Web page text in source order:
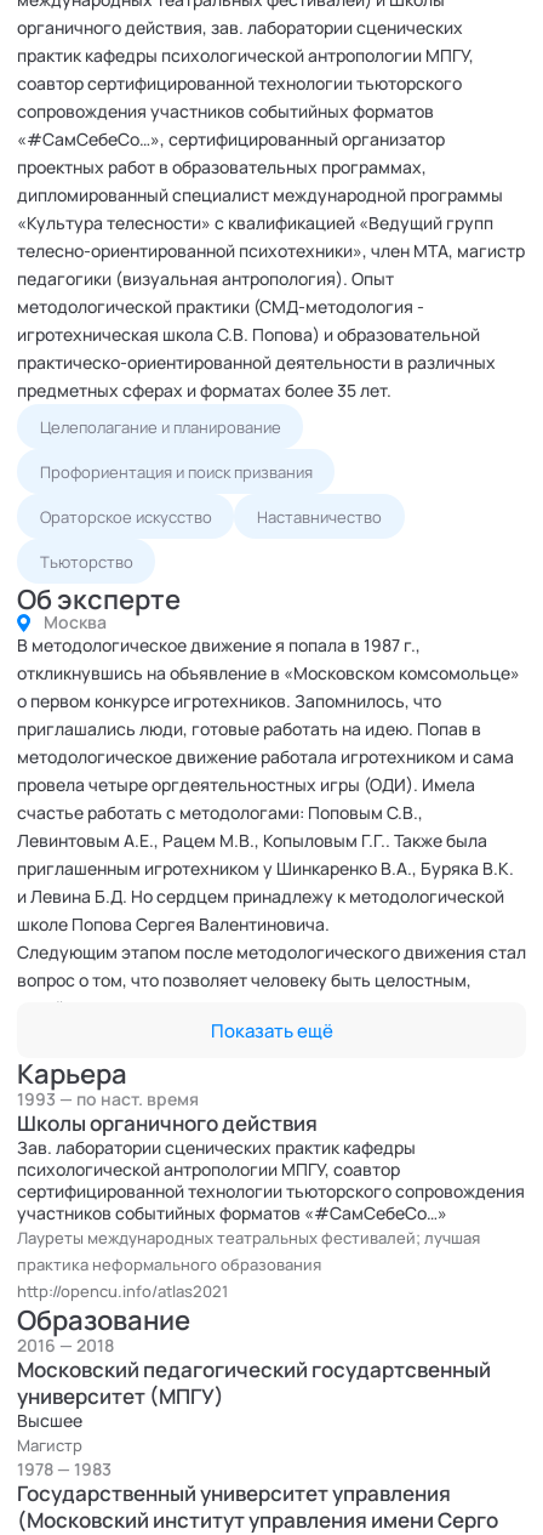
органичного действия, зав. лаборатории сценических
практик кафедры психологической антропологии МПГУ,
соавтор сертифицированной технологии тьюторского
сопровождения участников событийных форматов
«#СамСебеСо…», сертифицированный организатор
проектных работ в образовательных программах,
дипломированный специалист международной программы
«Культура телесности» с квалификацией «Ведущий групп
телесно-ориентированной психотехники», член МТА, магистр
педагогики (визуальная антропология). Опыт
методологической практики (СМД-методология -
игротехническая школа С.В. Попова) и образовательной
практическо-ориентированной деятельности в различных
предметных сферах и форматах более 35 лет.
Целеполагание и планирование
Профориентация и поиск призвания
Ораторское искусство Наставничество
Тьюторство
Об эксперте
Москва
В методологическое движение я попала в 1987 г.,
откликнувшись на объявление в «Московском комсомольце»
о первом конкурсе игротехников. Запомнилось, что
приглашались люди, готовые работать на идею. Попав в
методологическое движение работала игротехником и сама
провела четыре оргдеятельностных игры (ОДИ). Имела
счастье работать с методологами: Поповым С.В.,
Левинтовым А.Е., Рацем М.В., Копыловым Г.Г.. Также была
приглашенным игротехником у Шинкаренко В.А., Буряка В.К.
и Левина Б.Д. Но сердцем принадлежу к методологической
школе Попова Сергея Валентиновича.
Следующим этапом после методологического движения стал
вопрос о том, что позволяет человеку быть целостным,
устойчивым и уместным в этом непредсказуемом мире с
одной стороны и затехнологизированном с другой. Как
человеку найти его собственный путь и быть независимым от
"охотников за головами". Эти вопросы меня привели к
созданию пространства, которое культивировала бы
принципально другой тип деятельности (producere – про-из-
вести» (М. Хайдеггер, «Письмо о гуманизме» - про-из-вести
нечто во всей его полноте). Таким пространством стало
сценическое пространство, где человек действует всем
собой целостно, полно и уместно. В 1993 г. была создана
"ТОТ" Театральная лаборатория метода
которая неоднократно становилась лауретом российских и
международных театральных фестивалей. Данная практика
получила в дальнейшем название "практика органичного
действия". Через эту площадку прошло четыре поколения
людей, способных транслировать такой тип организации
действия. А в различных тренингах и образовательных
форматах прошло более 5000 участников.
Показать ещё
Карьера
Школы органичного действия
Зав. лаборатории сценических практик кафедры
психологической антропологии МПГУ, соавтор
сертифицированной технологии тьюторского сопровождения
участников событийных форматов «#СамСебеСо…»
Лауреты международных театральных фестивалей; лучшая
практика неформального образования
http://opencu.info/atlas2021
1993 — по наст. время
Образование
Государственный университет управления
(Московский институт управления имени Серго
1978 — 1983
Московский педагогический государтсвенный
университет (МПГУ)
Высшее
Магистр
2016 — 2018